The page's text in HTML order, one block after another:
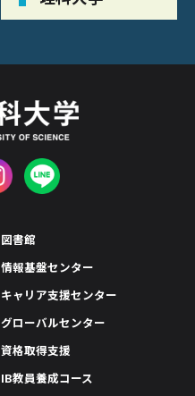
図書館
情報基盤センター
キャリア支援センター
グローバルセンター
資格取得支援
IB教員養成コース